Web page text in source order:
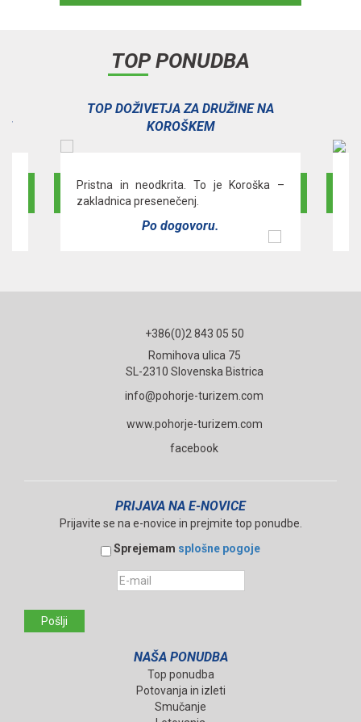
TOP PONUDBA
TOP DOŽIVETJA ZA DRUŽINE NA
KOROŠKEM
Pristna in neodkrita. To je Koroška –
zakladnica presenečenj.
Po dogovoru.
+386(0)2 843 05 50
Romihova ulica 75
SL-2310 Slovenska Bistrica
info@pohorje-turizem.com
www.pohorje-turizem.com
facebook
PRIJAVA NA E-NOVICE
Prijavite se na e-novice in prejmite top ponudbe.
Sprejemam splošne pogoje
Pošlji
NAŠA PONUDBA
Top ponudba
Potovanja in izleti
Smučanje